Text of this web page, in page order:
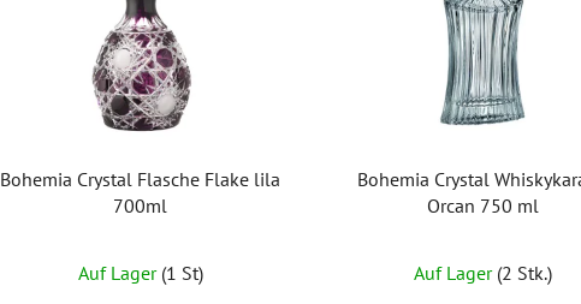
Bohemia Crystal Flasche Flake lila
700ml
Auf Lager (1 St)
Bohemia Crystal
Orcan 750 ml
Auf Lager (2 Stk.)